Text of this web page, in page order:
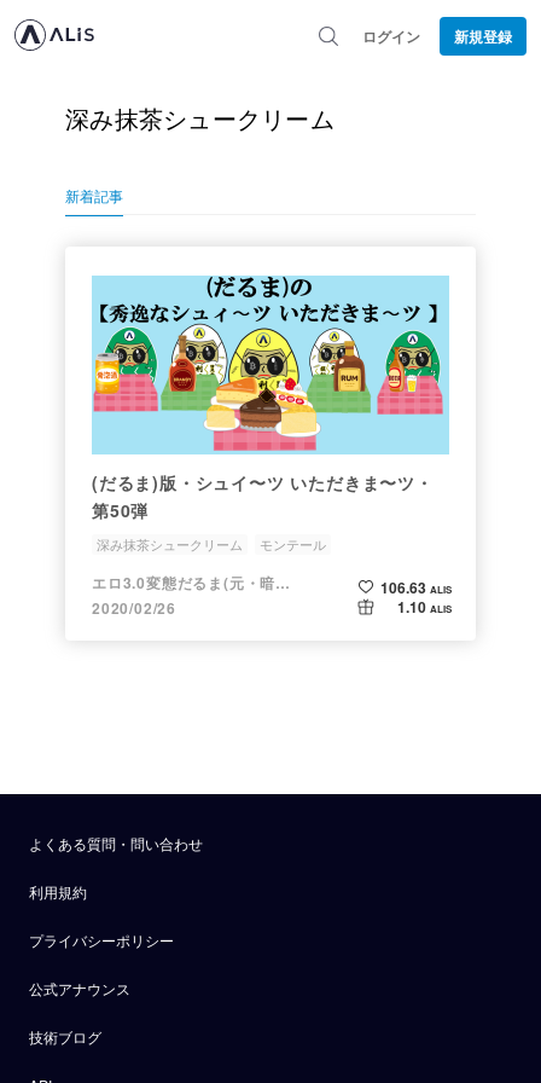
ログイン 新規登録
深み抹茶シュークリーム
新着記事
(だるま)版・シュイ〜ツ いただきま〜ツ・
第50弾
深み抹茶シュークリーム
モンテール
秀逸なシュイ〜ツ いただきま〜ツ
だるま版・シュイ〜ツ いただきま〜ツ
ダイエット中
エロ3.0変態だるま(元・暗号だるま)
2020/02/26
106.63 ALIS
1.10 ALIS
よくある質問・問い合わせ
利用規約
プライバシーポリシー
公式アナウンス
技術ブログ